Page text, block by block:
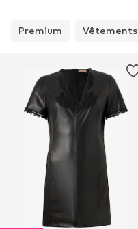
Premium Vêtements